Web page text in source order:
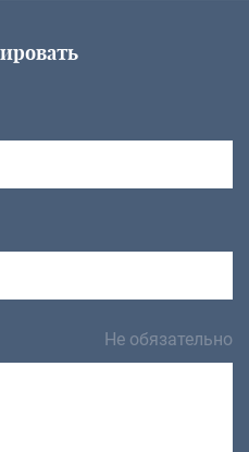
Не обязательно